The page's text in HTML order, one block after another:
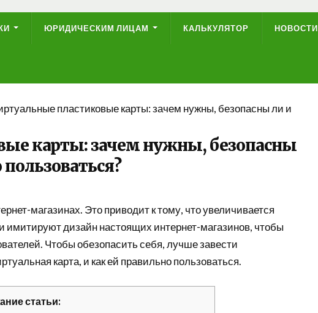
ЮРИДИЧЕСКИМ ЛИЦАМ КАЛЬКУЛЯТОР НОВОСТИ
пластиковые карты: зачем нужны, безопасны ли и
карты: зачем нужны, безопасны
магазинах. Это приводит к тому, что увеличивается
имитируют дизайн настоящих интернет-магазинов, чтобы
Чтобы обезопасить себя, лучше завести
карта, и как ей правильно пользоваться.
статьи: